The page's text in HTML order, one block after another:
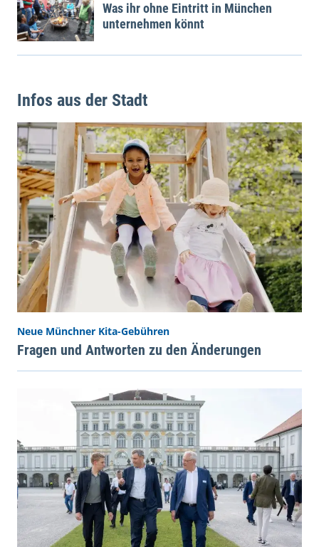
Was ihr ohne Eintritt in München
unternehmen könnt
Infos aus der Stadt
Neue Münchner Kita-Gebühren
Fragen und Antworten zu den Änderungen